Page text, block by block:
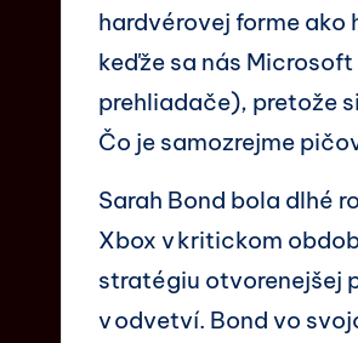
hardvérovej forme ako
keďže sa nás
prehliadače), pretože
Čo je samozrejme
Sarah Bond bola dlhé
Xbox v kritickom
stratégiu otvorenejšej
v odvetví. Bond vo